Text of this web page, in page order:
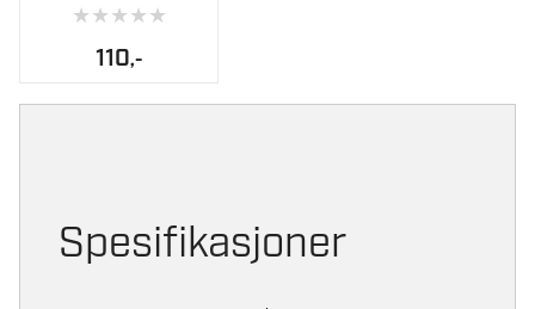
★★★★★
110,-
Spesifikasjoner